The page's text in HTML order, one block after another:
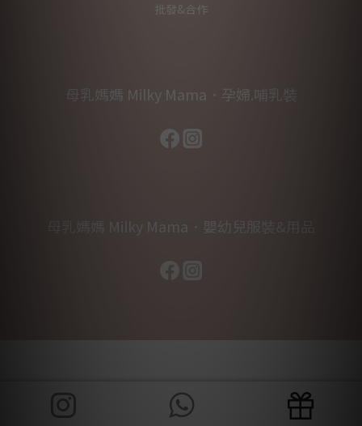
立即購買
批發&合作
母乳媽媽 Milky Mama．孕婦.哺乳裝
母乳媽媽 Milky Mama．嬰幼兒服裝&用品